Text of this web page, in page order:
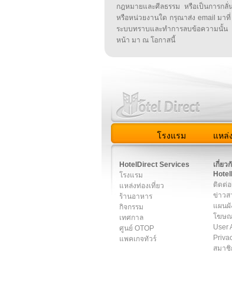
กฎหมายและศีลธรรม หรือเป็นการก
หรือหน่วยงานใด กรุณาส่ง email มา
ระบบทราบและทำการลบข้อความนั้
หน้า มา ณ โอกาสนี้
โรงแรม แหล่
HotelDirect Services
โรงแรม
แหล่งท่องเที่ยว
ร้านอาหาร
กิจกรรม
เทศกาล
ศูนย์ OTOP
แพคเกจทัวร์
เกี่ยว
ติดต่อ
ข่าวส
แผนผั
โฆษ
User
สมาชิ